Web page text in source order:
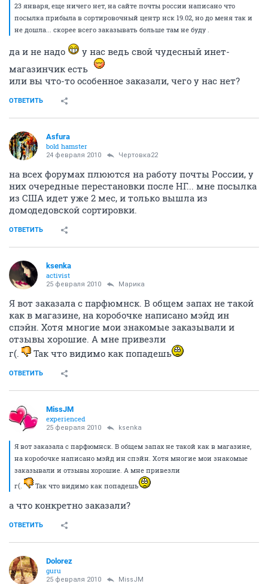
23 января, еще ничего нет, на сайте почты россии написано что
посылка прибыла в сортировочный центр нск 19.02, но до меня так и
не дошла... скорее всего заказывать больше там не буду .
да и не надо
у нас ведь свой чудесный инет-
магазинчик есть
или вы что-то особенное заказали, чего у нас нет?
ОТВЕТИТЬ
Asfura
bold hamster
24 февраля 2010 Чертовка22
на всех форумах плюются на работу почты России, у
них очередные перестановки после НГ... мне посылка
из США идет уже 2 мес, и только вышла из
домодедовской сортировки.
ОТВЕТИТЬ
ksenka
activist
25 февраля 2010 Марика
Я вот заказала с парфюмнск. В общем запах не такой
как в магазине, на коробочке написано мэйд ин
спэйн. Хотя многие мои знакомые заказывали и
отзывы хорошие. А мне привезли
г(.
Так что видимо как попадешь
ОТВЕТИТЬ
MissJM
experienced
25 февраля 2010 ksenka
Я вот заказала с парфюмнск. В общем запах не такой как в магазине,
на коробочке написано мэйд ин спэйн. Хотя многие мои знакомые
заказывали и отзывы хорошие. А мне привезли
г(.
Так что видимо как попадешь
а что конкретно заказали?
ОТВЕТИТЬ
Dolorez
guru
25 февраля 2010 MissJM